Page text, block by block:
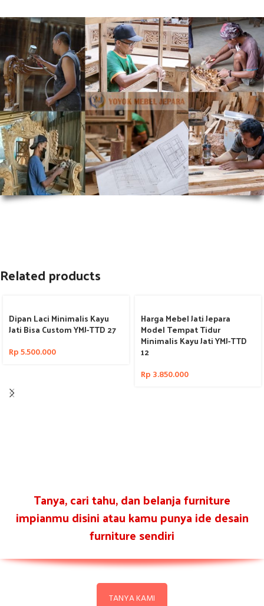
Related products
Dipan Laci Minimalis Kayu
Jati Bisa Custom YMJ-TTD 27
Rp5.500.000
Harga Mebel Jati Jepara
Model Tempat Tidur
Minimalis Kayu Jati YMJ-TTD
12
Rp 3.850.000
Tanya, cari tahu, dan belanja furniture
impianmu disini atau kamu punya ide desain
furniture sendiri
TANYA KAMI